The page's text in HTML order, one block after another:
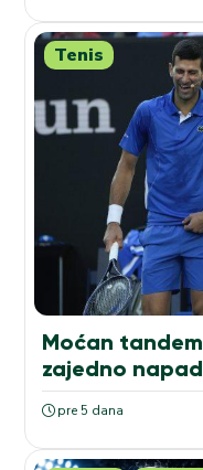
Tenis
Moćan
zajedno
pre 5 dana